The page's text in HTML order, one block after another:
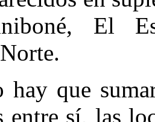
El
hay que
entre sí, las